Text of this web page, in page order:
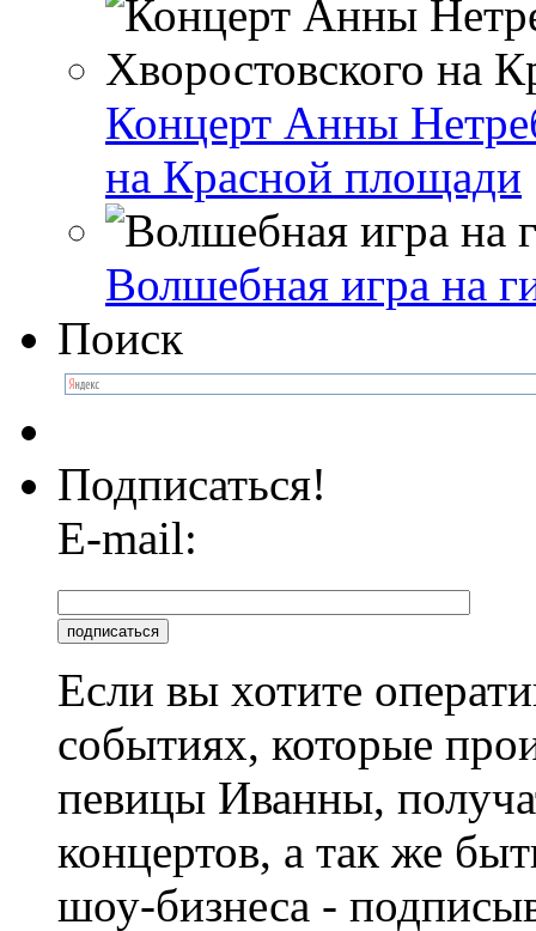
Концерт Анны
на Красной площади
Волшебная игра на
Поиск
Подписаться!
E-mail:
Если вы хотите
событиях, которые
певицы Иванны,
концертов, а так же
шоу-бизнеса -